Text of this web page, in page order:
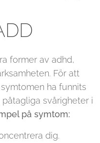
former av adhd,
För att
ha funnits
svårigheter i
på symtom:
dig.